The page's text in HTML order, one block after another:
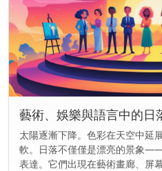
藝術、娛樂與語言中的日
太陽逐漸下降。色彩在天空中延
軟。日落不僅僅是漂亮的景象
表達。它們出現在藝術畫廊、屏